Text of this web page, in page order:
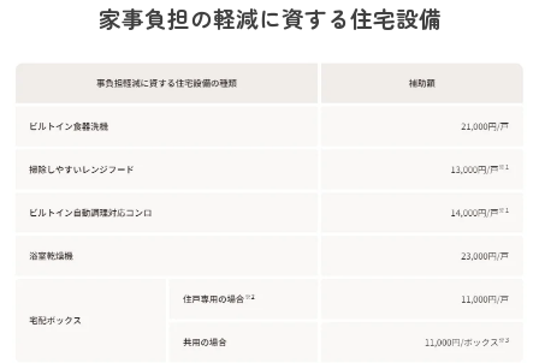
家事負担の軽減に資する住宅設備